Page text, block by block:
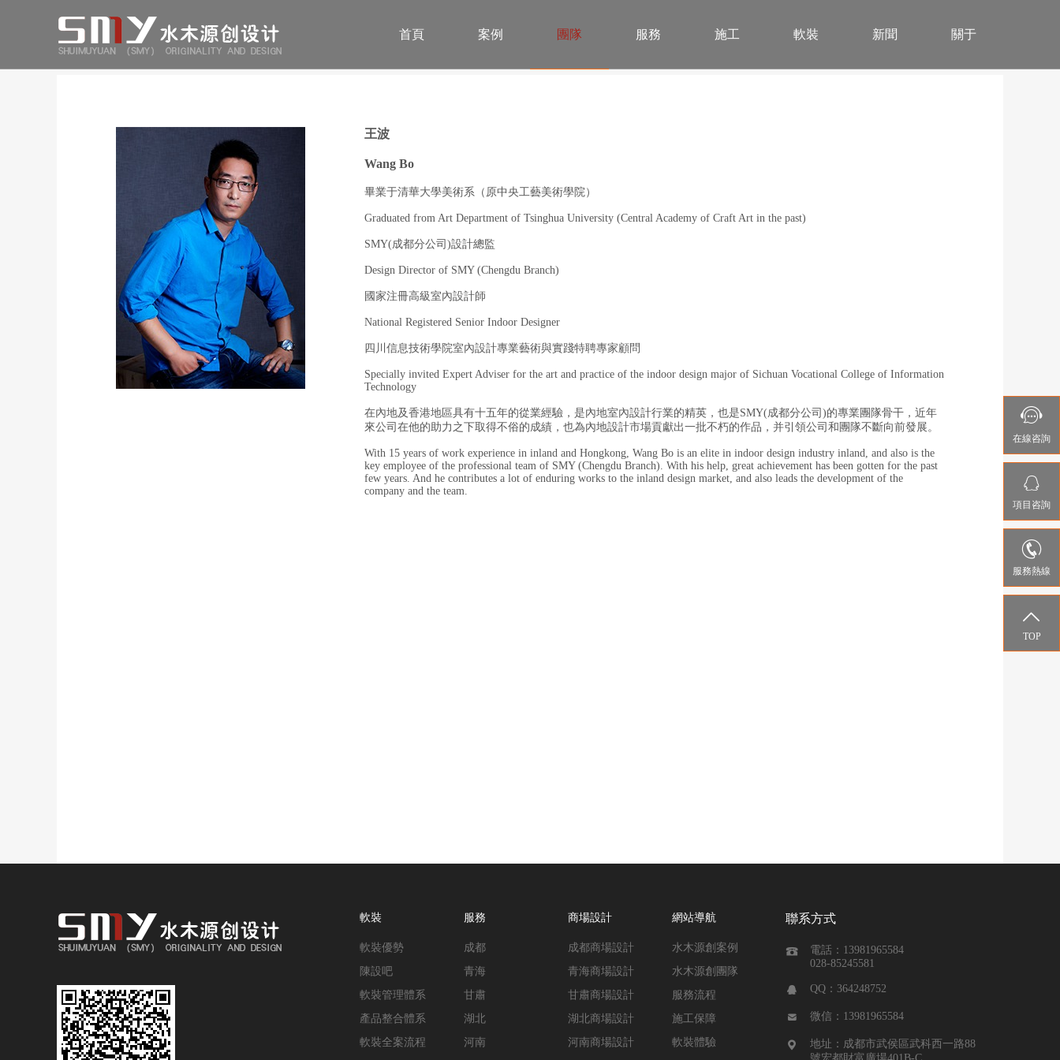
首頁 案例 團隊 服務 施工 軟裝 新聞 關于
王波
Wang Bo
畢業于清華大學美術系（原中央工藝美術學院）
Graduated from Art Department of Tsinghua University (Central Academy of Craft Art in the past)
SMY(成都分公司)設計總監
Design Director of SMY (Chengdu Branch)
國家注冊高級室內設計師
National Registered Senior Indoor Designer
四川信息技術學院室內設計專業藝術與實踐特聘專家顧問
Specially invited Expert Adviser for the art and practice of the indoor design major of Sichuan Vocational College of Information
Technology
在內地及香港地區具有十五年的從業經驗，是內地室內設計行業的精英，也是SMY(成都分公司)的專業團隊骨干，近年
來公司在他的助力之下取得不俗的成績，也為內地設計市場貢獻出一批不朽的作品，并引領公司和團隊不斷向前發展。
With 15 years of work experience in inland and Hongkong, Wang Bo is an elite in indoor design industry inland, and also is the
key employee of the professional team of SMY (Chengdu Branch). With his help, great achievement has been gotten for the past
few years. And he contributes a lot of enduring works to the inland design market, and also leads the development of the
company and the team.
網站導航
水木源創案例
水木源創團隊
服務流程
施工保障
軟裝體驗
商場設計
成都商場設計
青海商場設計
甘肅商場設計
湖北商場設計
河南商場設計
服務
成都
青海
甘肅
湖北
河南
軟裝
軟裝優勢
陳設吧
軟裝管理體系
產品整合體系
軟裝全案流程
聯系方式

電話：13981965584
028-85245581
 QQ：364248752
 微信：13981965584

地址：成都市武侯區武科西一路88

在線咨詢

項目咨詢

服務熱線

TOP